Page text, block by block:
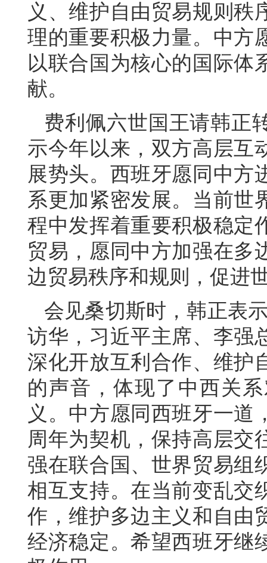
义、维护自由贸易规则秩
理的重要积极力量。中方
以联合国为核心的国际体
献。
费利佩六世国王请韩正
示今年以来，双方高层互
展势头。西班牙愿同中方
系更加紧密发展。当前世
程中发挥着重要积极稳定
贸易，愿同中方加强在多
边贸易秩序和规则，促进
会见桑切斯时，韩正表
访华，习近平主席、李强
深化开放互利合作、维护
的声音，体现了中西关
义。中方愿同西班牙一道
周年为契机，保持高层交
强在联合国、世界贸易组
相互支持。在当前变乱交
作，维护多边主义和自由
经济稳定。希望西班牙继